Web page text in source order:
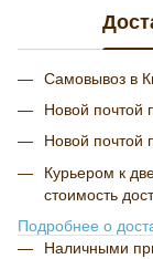
Самовывоз в
Новой почтой
Новой почтой
Курьером к
стоимость
Подробнее о
Наличными